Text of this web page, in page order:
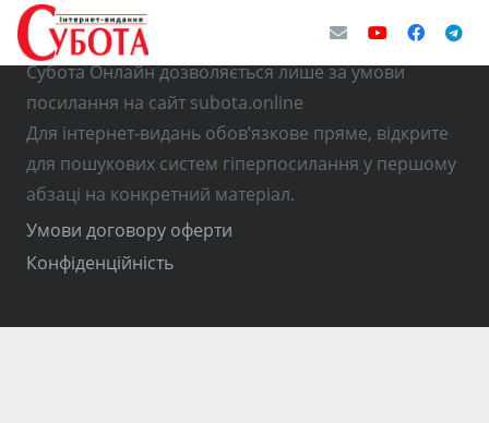
© Використання матеріалів з інтернет-видання
Субота Онлайн дозволяється лише за умови
посилання на сайт subota.online
Для інтернет-видань обов’язкове пряме, відкрите
для пошукових систем гіперпосилання у першому
абзаці на конкретний матеріал.
Умови договору оферти
Конфіденційність